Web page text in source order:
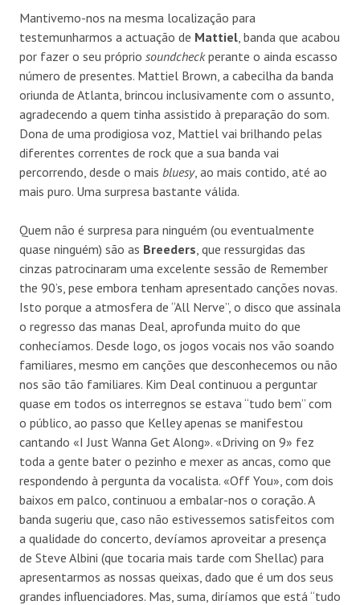
Mantivemo-nos na mesma localização para
testemunharmos a actuação de Mattiel , banda que acabou
por fazer o seu próprio soundcheckperante o ainda escasso
número de presentes. Mattiel Brown, a cabecilha da banda
oriunda de Atlanta, brincou inclusivamente com o assunto,
agradecendo a quem tinha assistido à preparação do som.
Dona de uma prodigiosa voz, Mattiel vai brilhando pelas
diferentes correntes de rock que a sua banda vai
percorrendo, desde o mais bluesy, ao mais contido, até ao
mais puro. Uma surpresa bastante válida.
Quem não é surpresa para ninguém (ou eventualmente
quase ninguém) são as Breeders , que ressurgidas das
cinzas patrocinaram uma excelente sessão de Remember
the 90’s, pese embora tenham apresentado canções novas.
Isto porque a atmosfera de “All Nerve”, o disco que assinala
o regresso das manas Deal, aprofunda muito do que
conhecíamos. Desde logo, os jogos vocais nos vão soando
familiares, mesmo em canções que desconhecemos ou não
nos são tão familiares. Kim Deal continuou a perguntar
quase em todos os interregnos se estava “tudo bem” com
o público, ao passo que Kelley apenas se manifestou
cantando «I Just Wanna Get Along». «Driving on 9» fez
toda a gente bater o pezinho e mexer as ancas, como que
respondendo à pergunta da vocalista. «Off You», com dois
baixos em palco, continuou a embalar-nos o coração. A
banda sugeriu que, caso não estivessemos satisfeitos com
a qualidade do concerto, devíamos aproveitar a presença
de Steve Albini (que tocaria mais tarde com Shellac) para
apresentarmos as nossas queixas, dado que é um dos seus
grandes influenciadores. Mas, suma, diríamos que está “tudo